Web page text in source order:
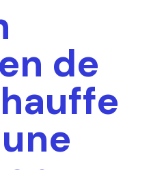
de